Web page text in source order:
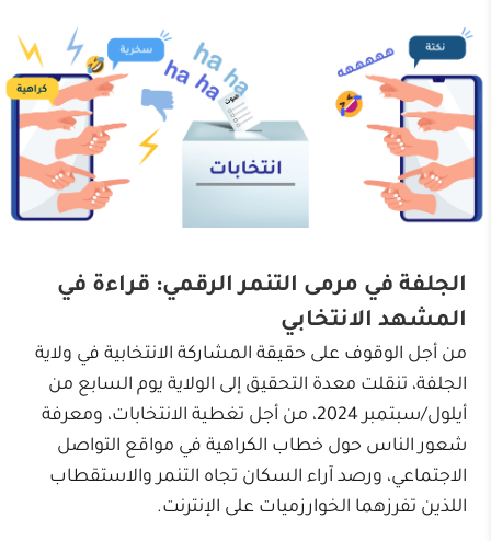
الجلفة في مرمى التنمر الرقمي: قراءة في
المشهد الانتخابي
من أجل الوقوف على حقيقة المشاركة الانتخابية في ولاية
الجلفة، تنقلت معدة التحقيق إلى الولاية يوم السابع من
أيلول/سبتمبر 2024، من أجل تغطية الانتخابات، ومعرفة
شعور الناس حول خطاب الكراهية في مواقع التواصل
الاجتماعي، ورصد آراء السكان تجاه التنمر والاستقطاب
اللذين تفرزهما الخوارزميات على الإنترنت.